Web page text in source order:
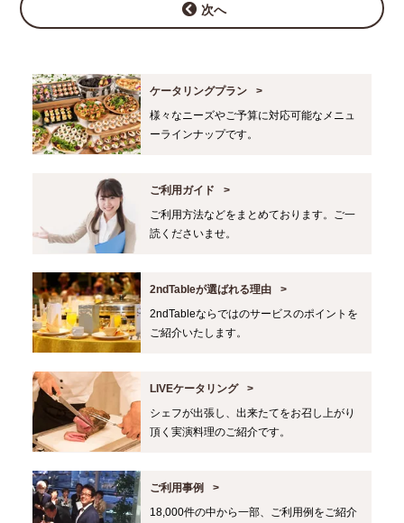
次へ
ケータリングプラン
様々なニーズやご予算に対応可能なメニュ
ーラインナップです。
ご利用ガイド
ご利用方法などをまとめております。ご一
読くださいませ。
2ndTableが選ばれる理由
2ndTableならではのサービスのポイントを
ご紹介いたします。
LIVEケータリング
シェフが出張し、出来たてをお召し上がり
頂く実演料理のご紹介です。
ご利用事例
18,000件の中から一部、ご利用例をご紹介